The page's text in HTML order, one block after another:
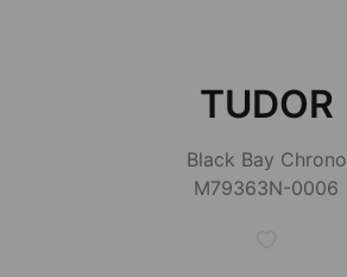
TUDOR
Black Bay Chrono
M79363N-0006